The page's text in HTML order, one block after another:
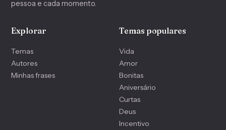
pessoa e cada momento.
Explorar
Temas
Autores
Minhas frases
Temas populares
Vida
Amor
Bonitas
Aniversário
Curtas
Deus
Incentivo